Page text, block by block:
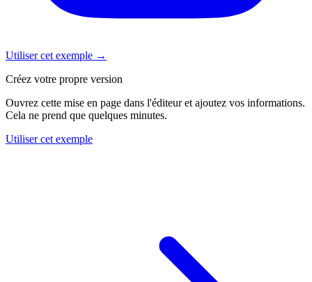
Utiliser cet exemple →
Créez votre propre version
Ouvrez cette mise en page dans l'éditeur et ajoutez vos informations.
Cela ne prend que quelques minutes.
Utiliser cet exemple